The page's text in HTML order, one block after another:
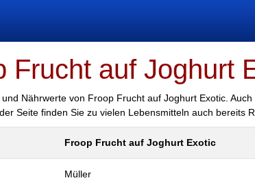
Frucht auf Joghurt
Nährwerte von Froop Frucht auf Joghurt Exotic.
Seite finden Sie zu vielen Lebensmitteln auch bereits
Froop Frucht auf Joghurt Exotic
Müller